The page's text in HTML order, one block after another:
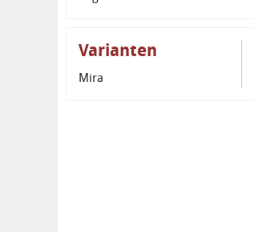
Varianten
Mira